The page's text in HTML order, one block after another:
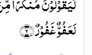
لَعَفُوٌّ غَفُوۡرٌ ﴿۲﴾